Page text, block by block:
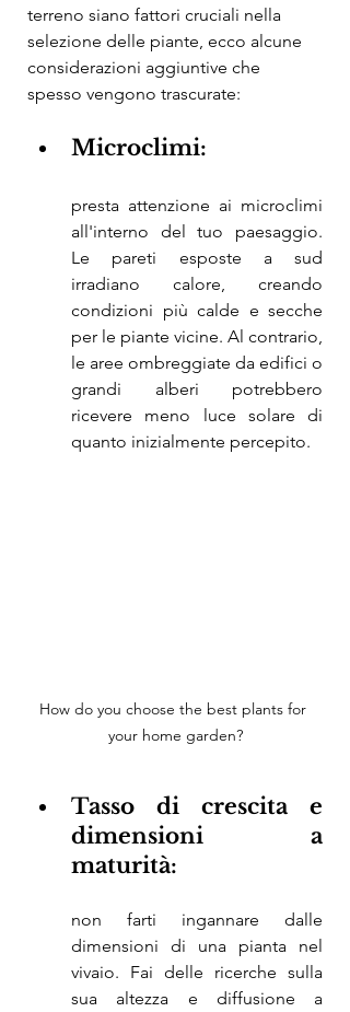
terreno siano fattori cruciali nella
selezione delle piante, ecco alcune
considerazioni aggiuntive che
spesso vengono trascurate:
Microclimi:
presta attenzione ai microclimi
all'interno del tuo paesaggio.
Le pareti esposte a sud
irradiano calore, creando
condizioni più calde e secche
per le piante vicine. Al contrario,
le aree ombreggiate da edifici o
grandi alberi potrebbero
ricevere meno luce solare di
quanto inizialmente percepito.
How do you choose the best plants for
your home garden?
Tasso di crescita e
dimensioni a
maturità:
non farti ingannare dalle
dimensioni di una pianta nel
vivaio. Fai delle ricerche sulla
sua altezza e diffusione a